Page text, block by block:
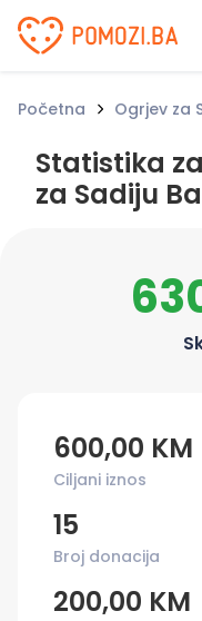
Udruženje
Početna Ogrjev za
Statistika
za Sadiju
600,00 KM
Ciljani iznos
15
Broj donacija
200,00 KM